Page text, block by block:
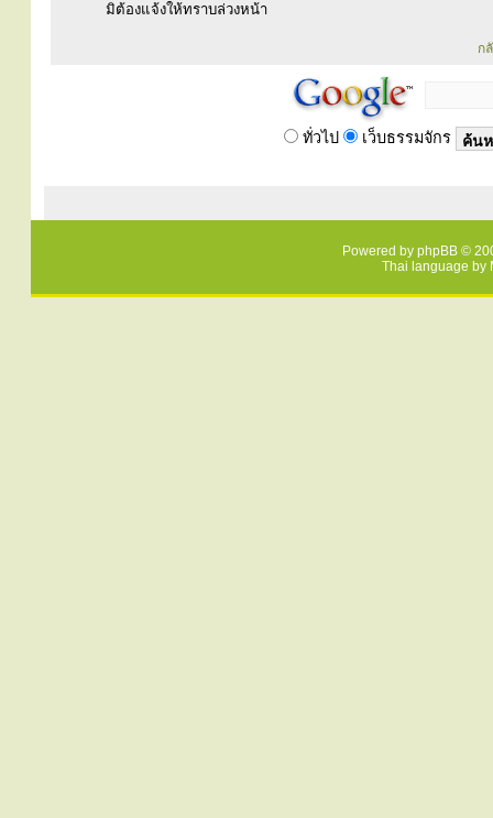
มิต้องแจ้งให้ทราบล่วงหน้า
ก
ทั่วไป เว็บธรรมจักร
Powered by phpBB ©
Thai language by